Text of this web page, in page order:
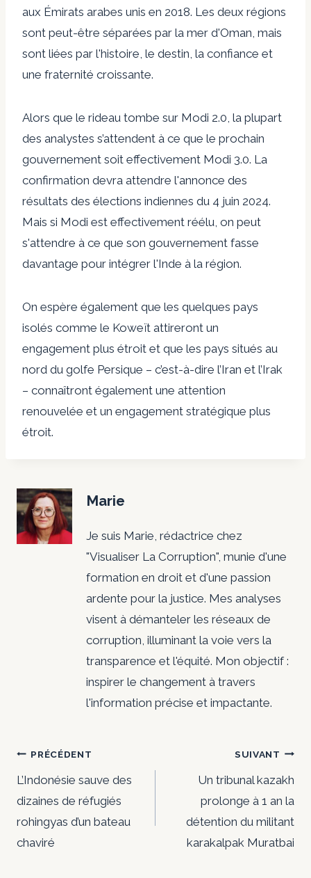
aux Émirats arabes unis en 2018. Les deux régions
sont peut-être séparées par la mer d'Oman, mais
sont liées par l'histoire, le destin, la confiance et
une fraternité croissante.
Alors que le rideau tombe sur Modi 2.0, la plupart
des analystes s’attendent à ce que le prochain
gouvernement soit effectivement Modi 3.0. La
confirmation devra attendre l'annonce des
résultats des élections indiennes du 4 juin 2024.
Mais si Modi est effectivement réélu, on peut
s'attendre à ce que son gouvernement fasse
davantage pour intégrer l'Inde à la région.
On espère également que les quelques pays
isolés comme le Koweït attireront un
engagement plus étroit et que les pays situés au
nord du golfe Persique – c’est-à-dire l’Iran et l’Irak
– connaîtront également une attention
renouvelée et un engagement stratégique plus
étroit.
Marie
Je suis Marie, rédactrice chez
"Visualiser La Corruption", munie d'une
formation en droit et d'une passion
ardente pour la justice. Mes analyses
visent à démanteler les réseaux de
corruption, illuminant la voie vers la
transparence et l'équité. Mon objectif :
inspirer le changement à travers
l'information précise et impactante.
Navigation
de
l’article
PRÉCÉDENT
L’Indonésie sauve des
dizaines de réfugiés
rohingyas d’un bateau
chaviré
SUIVANT
Un tribunal kazakh
prolonge à 1 an la
détention du militant
karakalpak Muratbai